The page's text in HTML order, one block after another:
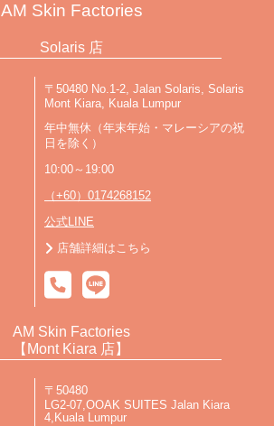
AM Skin Factories
Solaris 店
〒50480 No.1-2, Jalan Solaris, Solaris
Mont Kiara, Kuala Lumpur
年中無休（年末年始・マレーシアの祝
日を除く）
10:00～19:00
（+60）0174268152
公式LINE
店舗詳細はこちら
AM Skin Factories
【Mont Kiara 店】
〒50480
LG2-07,OOAK SUITES Jalan Kiara
4,Kuala Lumpur